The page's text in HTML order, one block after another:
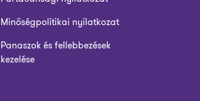
Minőségpolitikai nyilatkozat
Panaszok és fellebbezések
kezelése